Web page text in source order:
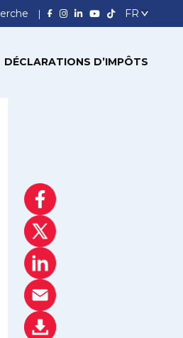
DÉCLARATIONS D’IMPÔTS